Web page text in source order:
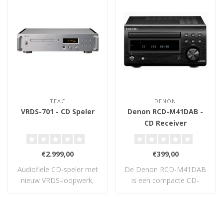
TEAC
VRDS-701 - CD Speler
€2.999,00
Audiofiele CD-speler met
nieuw VRDS-loopwerk,
DENON
Denon RCD-M41DAB -
CD Receiver
€399,00
De Denon RCD-M41DAB
is een compacte CD-